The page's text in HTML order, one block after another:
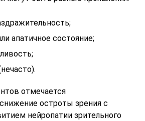
апатичное состояние;
отмечается
остроты зрения с
нейропатии зрительного